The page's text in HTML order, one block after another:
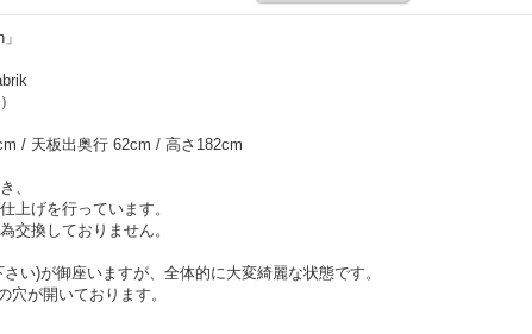
/ 天板出奥行 62cm / 高さ182cm
、
上げを行っています。
交換しておりません。
い)が御座いますが、全体的に大変綺麗な状態です。
穴が開いております。